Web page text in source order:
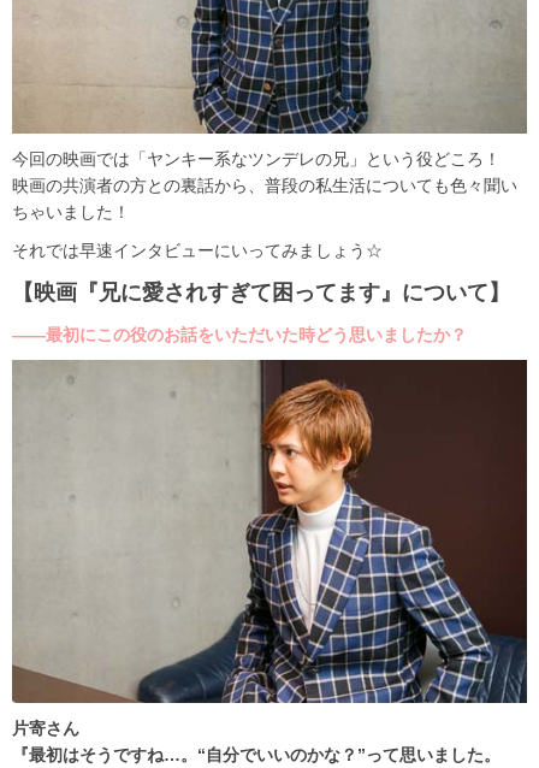
今回の映画では「ヤンキー系なツンデレの兄」という役どころ！
映画の共演者の方との裏話から、普段の私生活についても色々聞い
ちゃいました！
それでは早速インタビューにいってみましょう☆
【映画『兄に愛されすぎて困ってます』について】
――最初にこの役のお話をいただいた時どう思いましたか？
片寄さん
『最初はそうですね…。“自分でいいのかな？”って思いました。